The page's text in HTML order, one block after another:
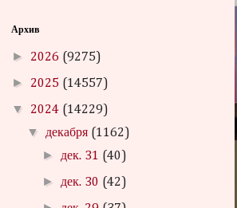
Архив
► 2026 (9275)
► 2025 (14557)
▼ 2024 (14229)
▼ декабря (1162)
► дек. 31 (40)
► дек. 30 (42)